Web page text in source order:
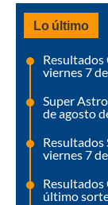
Lo último
viernes 7
Super
de agosto
viernes 7
Resultados
último